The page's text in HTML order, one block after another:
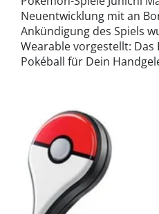
Neuentwicklung mit an
Ankündigung des Spiels
Wearable vorgestellt:
Pokéball für Dein